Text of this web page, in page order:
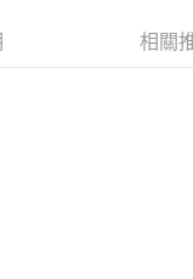
確認金額後，即可完成結帳。
意取消之訂單仍視為有效，
相關